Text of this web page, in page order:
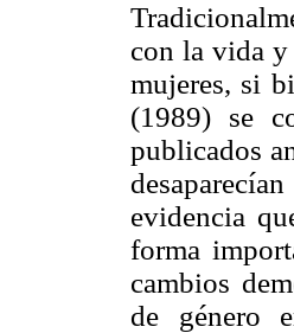
con la vida y
mujeres, si
(1989) se
publicados
evidencia
forma
cambios
de género